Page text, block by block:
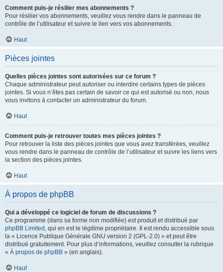
Comment puis-je résilier mes abonnements ?
Pour résilier vos abonnements, veuillez vous rendre dans le panneau de
contrôle de l’utilisateur et suivre le lien vers vos abonnements.
Haut
Pièces jointes
Quelles pièces jointes sont autorisées sur ce forum ?
Chaque administrateur peut autoriser ou interdire certains types de pièces
jointes. Si vous n’êtes pas certain de savoir ce qui est autorisé ou non, nous
vous invitons à contacter un administrateur du forum.
Haut
Comment puis-je retrouver toutes mes pièces jointes ?
Pour retrouver la liste des pièces jointes que vous avez transférées, veuillez
vous rendre dans le panneau de contrôle de l’utilisateur et suivre les liens vers
la section des pièces jointes.
Haut
À propos de phpBB
Qui a développé ce logiciel de forum de discussions ?
Ce programme (dans sa forme non modifiée) est produit et distribué par
phpBB Limited , qui en est le légitime propriétaire. Il est rendu accessible sous
la « Licence Publique Générale GNU version 2 (GPL-2.0) » et peut être
distribué gratuitement. Pour plus d’informations, veuillez consulter la rubrique
« À propos de phpBB » (en anglais).
Haut